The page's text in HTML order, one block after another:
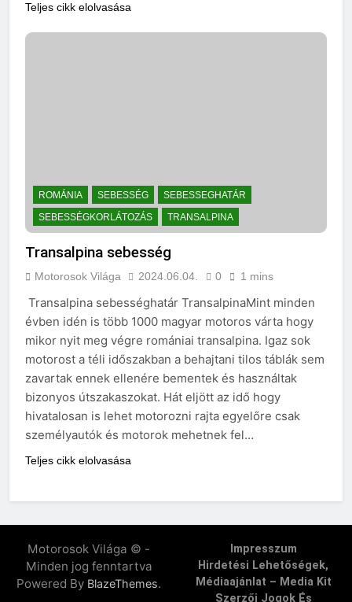
Teljes cikk elolvasása
ROMÁNIA SEBESSÉG
SEBESSEGHATÁR
SEBESSÉGKORLÁTOZÁS
TRANSALPINA
Transalpina sebesség
Motorosok Világa 2024.06.04. 0 1 mins
Transalpina sebességhatár TransalpinaMint minden
évben idén is több 1000 magyar motoros várta hogy
mikor nyit meg végre romániai transalpina. Igaz sok
motorost a téli időszakban a behajtani tilos táblák sem
zavartak ennek ellenére bementek és használtak
bizonyos útszakaszokat. Hát eljött az idő hogy
hivatalosan is lehet motorozni rajta egyelőre csak
személyautók és motorok mehetnek fel…
Teljes cikk elolvasása
Motorosok Világa © -
Minden jog fenntartva
Powered By BlazeThemes.
Impresszum
Hirdetési Lehetőségek,
Médiaajánlat – Media Kit
Szerzői Jogok És